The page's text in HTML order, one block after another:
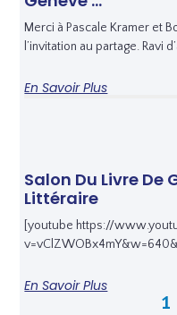
Merci à Pascale Kramer et
l’invitation au partage. Ravi
En Savoir Plus
Salon Du Livre De
Littéraire
[youtube https://
En Savoir Plus
1